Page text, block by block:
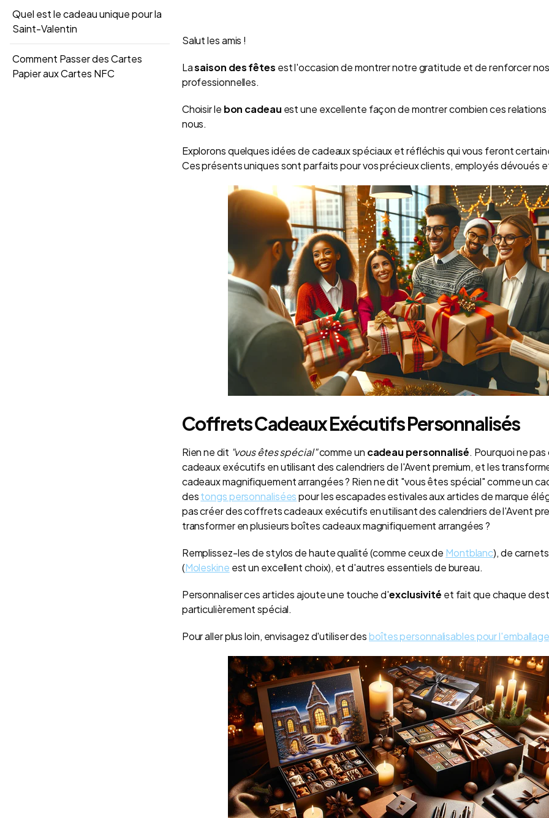
Quel est le cadeau unique pour la
Saint-Valentin
Comment Passer des Cartes
Papier aux Cartes NFC
Salut les amis !
Lasaison des fêtes est l'occasion de montrer notre gratitude et de renforcer
professionnelles.
Choisir le bon cadeau est une excellente façon de montrer combien ces
nous.
Explorons quelques idées de cadeaux spéciaux et réfléchis qui vous feront
Ces présents uniques sont parfaits pour vos précieux clients, employés dévoués
Coffrets Cadeaux Exécutifs Personnalisés
Rien ne dit "vous êtes spécial"comme un cadeau personnalisé. Pourquoi ne
cadeaux exécutifs en utilisant des calendriers de l'Avent premium, et les
cadeaux magnifiquement arrangées ? Rien ne dit "vous êtes spécial" comme un
destongs personnaliséespour les escapades estivales aux articles de marque
pas créer des coffrets cadeaux exécutifs en utilisant des calendriers de l'Avent
transformer en plusieurs boîtes cadeaux magnifiquement arrangées ?
Remplissez-les de stylos de haute qualité (comme ceux de Montblanc), de
(Moleskine est un excellent choix), et d'autres essentiels de bureau.
Personnaliser ces articles ajoute une touche d'exclusivité et fait que chaque
particulièrement spécial.
Pour aller plus loin, envisagez d'utiliser desboîtes personnalisables pour